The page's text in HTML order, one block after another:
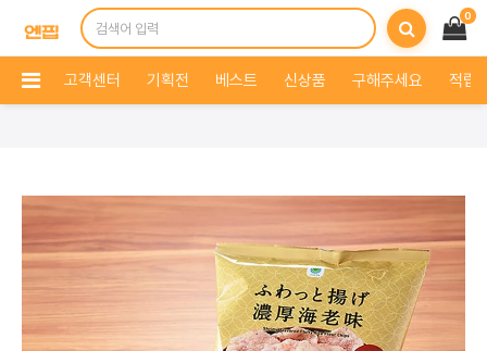
0
고객센터 기획전 베스트 신상품 구해주세요 적립